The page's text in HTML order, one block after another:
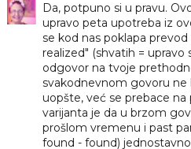
Da, potpuno si u pravu.
upravo peta upotreba iz
se kod nas poklapa
realized" (shvatih = upravo
odgovor na tvoje
svakodnevnom govoru
uopšte, već se prebace na
varijanta je da u brzom
prošlom vremenu i past
found - found)